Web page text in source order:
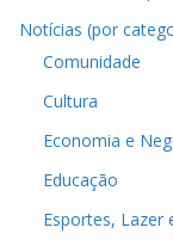
Notícias (por
Comunidade
Cultura
Economia e
Educação
Esportes, Lazer